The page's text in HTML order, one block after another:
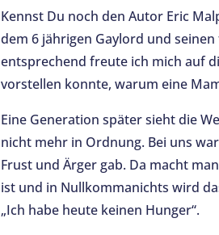
Kennst Du noch den Autor Eric
dem 6 jährigen Gaylord und
entsprechend freute ich mich auf
vorstellen konnte, warum eine
Eine Generation später sieht die
nicht mehr in Ordnung. Bei uns
Frust und Ärger gab. Da macht
ist und in Nullkommanichts wird
„Ich habe heute keinen Hunger“.